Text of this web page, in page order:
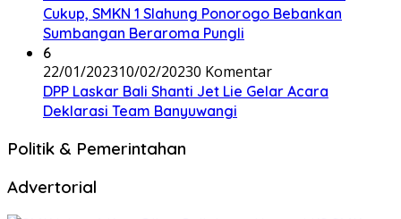
Cukup, SMKN 1 Slahung Ponorogo Bebankan
Sumbangan Beraroma Pungli
6
22/01/202310/02/20230 Komentar
DPP Laskar Bali Shanti Jet Lie Gelar Acara
Deklarasi Team Banyuwangi
Politik & Pemerintahan
Advertorial